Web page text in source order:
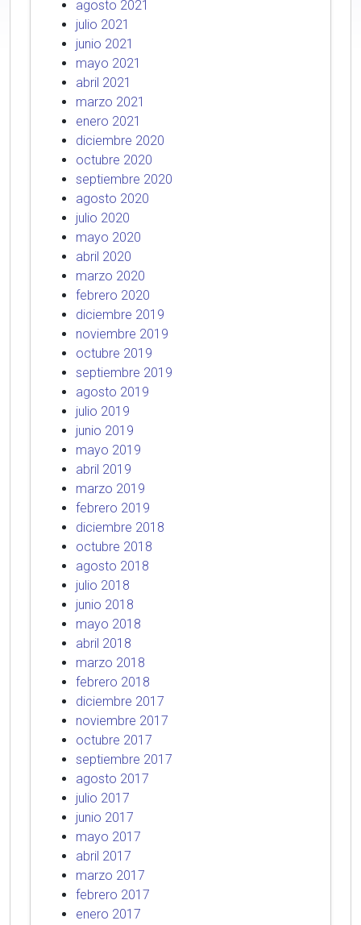
agosto 2021
julio 2021
junio 2021
mayo 2021
abril 2021
marzo 2021
enero 2021
diciembre 2020
octubre 2020
septiembre 2020
agosto 2020
julio 2020
mayo 2020
abril 2020
marzo 2020
febrero 2020
diciembre 2019
noviembre 2019
octubre 2019
septiembre 2019
agosto 2019
julio 2019
junio 2019
mayo 2019
abril 2019
marzo 2019
febrero 2019
diciembre 2018
octubre 2018
agosto 2018
julio 2018
junio 2018
mayo 2018
abril 2018
marzo 2018
febrero 2018
diciembre 2017
noviembre 2017
octubre 2017
septiembre 2017
agosto 2017
julio 2017
junio 2017
mayo 2017
abril 2017
marzo 2017
febrero 2017
enero 2017